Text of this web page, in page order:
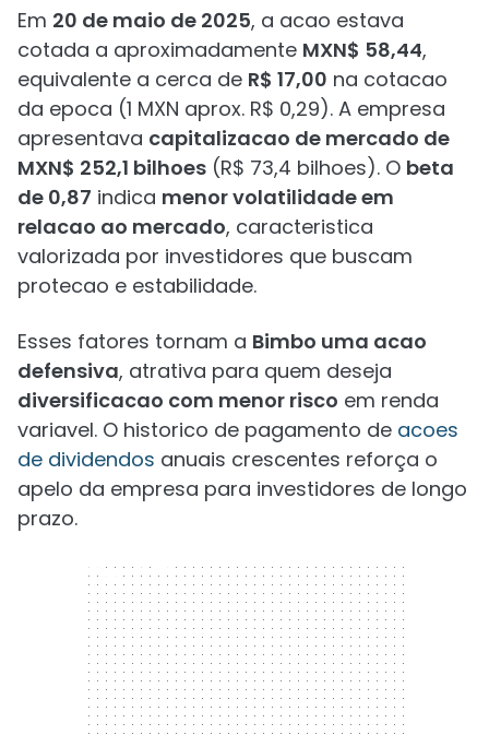
Em 20 de maio de 2025, a acao estava
cotada a aproximadamente MXN$ 58,44,
equivalente a cerca de R$ 17,00 na cotacao
da epoca (1 MXN aprox. R$ 0,29). A empresa
apresentava capitalizacao de mercado de
MXN$ 252,1 bilhoes (R$ 73,4 bilhoes). O beta
de 0,87 indica menor volatilidade em
relacao ao mercado, caracteristica
valorizada por investidores que buscam
protecao e estabilidade.
Esses fatores tornam a Bimbo uma acao
defensiva, atrativa para quem deseja
diversificacao com menor risco em renda
variavel. O historico de pagamento de acoes
de dividendos anuais crescentes reforça o
apelo da empresa para investidores de longo
prazo.
300 x 250